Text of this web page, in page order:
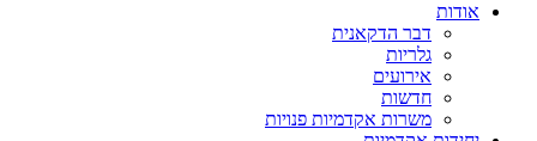
אודות
דבר הדקאנית
גלריות
אירועים
חדשות
משרות אקדמיות פנויות